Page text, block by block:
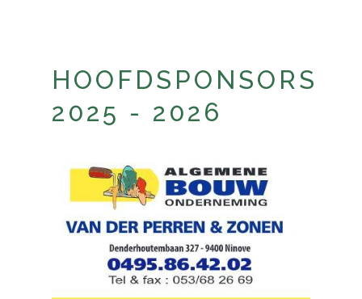
HOOFDSPONSORS
2025 - 2026